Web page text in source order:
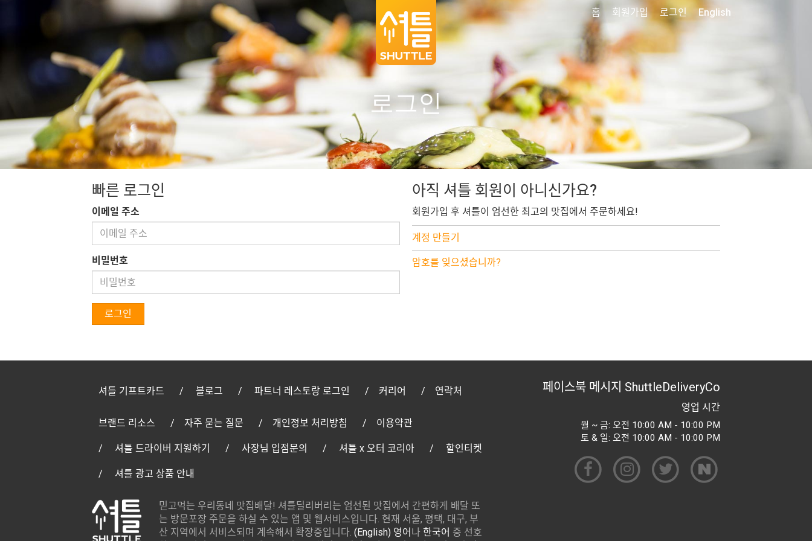
로그인
홈 회원가입 로그인 English
빠른 로그인
이메일 주소
비밀번호
로그인
아직 셔틀 회원이 아니신가요?
회원가입 후 셔틀이 엄선한 최고의 맛집에서 주문하세요!
계정 만들기
암호를 잊으셨습니까?
셔틀 기프트카드 블로그 파트너 레스토랑 로그인 커리어 연락처
브랜드 리소스 자주 묻는 질문 개인정보 처리방침 이용약관
셔틀 드라이버 지원하기 사장님 입점문의 셔틀 x 오터 코리아 할인티켓
셔틀 광고 상품 안내
믿고먹는 우리동네 맛집배달! 셔틀딜리버리는 엄선된 맛집에서 간편하게 배달 또
는 방문포장 주문을 하실 수 있는 앱 및 웹서비스입니다. 현재 서울, 평택, 대구, 부
산 지역에서 서비스되며 계속해서 확장중입니다.(English) 영어 나한국어 중 선호
페이스북 메시지 ShuttleDeliveryCo
영업 시간
월 ~ 금: 오전 10:00 AM - 10:00 PM
토 & 일: 오전 10:00 AM - 10:00 PM